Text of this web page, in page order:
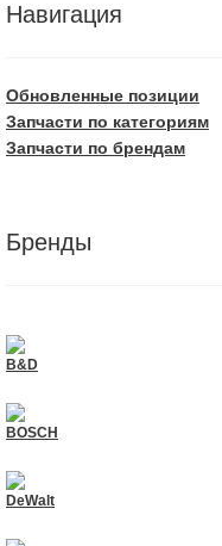
Навигация
Обновленные позиции
Запчасти по категориям
Запчасти по брендам
Бренды
B&D
BOSCH
DeWalt